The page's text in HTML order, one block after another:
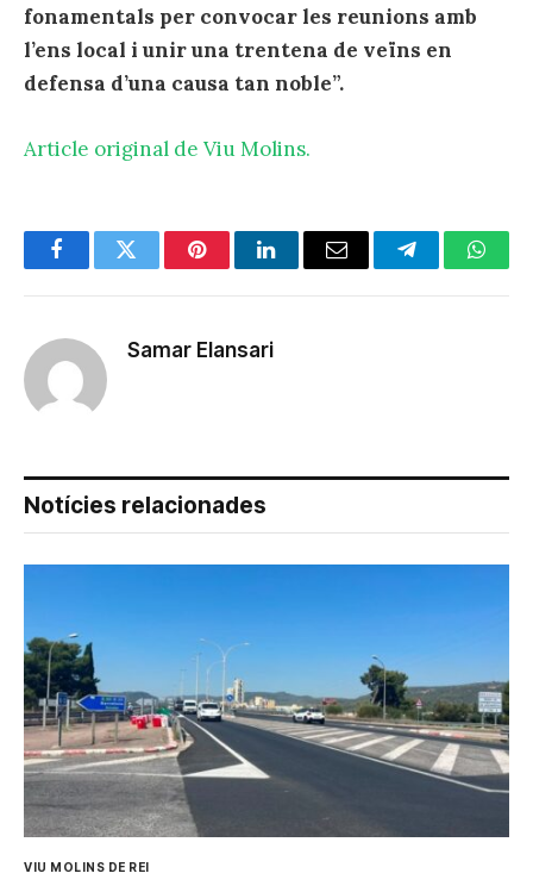
fonamentals per convocar les reunions amb
l’ens local i unir una trentena de veïns en
defensa d’una causa tan noble”.
Article original de Viu Molins.
FacebookTwitter PinterestLinkedInEmail Telegram
Samar Elansari
Notícies relacionades
VIU MOLINS DE REI